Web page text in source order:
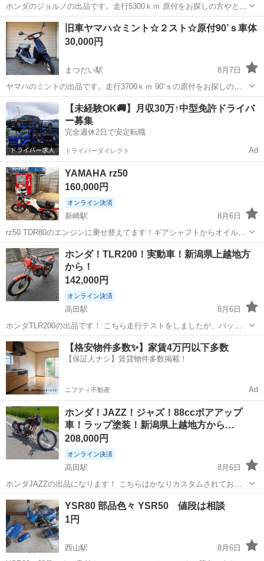
ホンダのジョルノの出品です。走行5300ｋｍ 原付をお探しの方やとり
あえず動けばいいって方に！ コンビニや近所を走り回るならちょうど
よい車両かと思います。 状態はキャブ清掃しましたのでエンジンかか
ります。 走る曲...
新潟 十日町市 まつだい駅 ホンダ スクーター
旧車ヤマハ☆ミント☆２スト☆原付90’ｓ車体
30,000円
まつだい駅
8月7日
ヤマハのミントの出品です。走行3700ｋｍ 90’ｓの原付をお探しの方
やとりあえず動けばいいって方に！ コンビニや近所を走り回るならち
ょうどよい車両かと思います。 状態はキャブ清掃しましたので簡単に
エンジンかか...
新潟 十日町市 まつだい駅 ヤマハ ミント
【未経験OK🚚】月収30万↑中型免許ドライバ
ー募集
完全週休2日で安定転職
ドライバーダイレクト Ad
YAMAHA rz50
160,000円
オンライン決済
新崎駅
8月6日
rz50 TDR80のエンジンに乗せ替えてます！ギアシャフトからオイルが
滲みますが実動です！カスタムは フシミレーシングのバックステッ
プ・デジタル水温計・他社外品多数。 外装は年式相応の傷やサビが
あります。 一応レストアベ...
新潟 新潟市 新崎駅
ホンダ！TLR200！実動車！新潟県上越地方
から！
142,000円
オンライン決済
高田駅
8月6日
ホンダTLR200の出品です！ こちら走行テストをしましたが、バッチ
リ走ってくれた実動車になります！ ウインカー、ホーン、ハイビー
ム、ロービーム各点灯確認致しました！ 社外のサイドメーター仕様に
なっており、こちらも問題なく動...
新潟 上越市 高田駅 ホンダ TLR
【格安物件多数✨】家賃4万円以下多数
【保証人ナシ】賃貸物件多数掲載！
ニフティ不動産 Ad
ホンダ！JAZZ！ジャズ！88ccボアアップ
車！ラップ塗装！新潟県上越地方から…
208,000円
オンライン決済
高田駅
8月6日
ホンダJAZZの出品になります！ こちらはかなりカスタムされてお
り、カッコいい1台かと思います！ 前オーナーさんから88ccにボアア
ップされてるとの事です。 実際音がかなり太くパワーもあり試しに乗
ったら70kmを簡単に超えま...
新潟 上越市 高田駅 ホンダ
YSR80 部品色々 YSR50 値段は相談
1円
西山駅
8月6日